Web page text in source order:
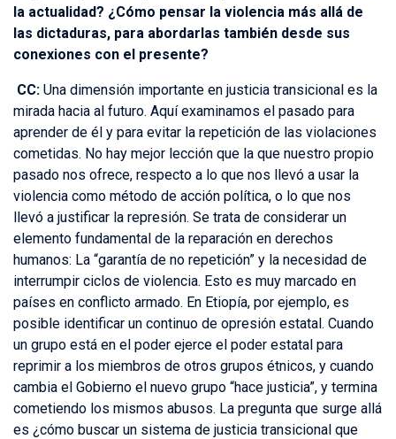
la actualidad? ¿Cómo pensar la violencia más allá de
las dictaduras, para abordarlas también desde sus
conexiones con el presente?
CC: Una dimensión importante en justicia transicional es la
mirada hacia al futuro. Aquí examinamos el pasado para
aprender de él y para evitar la repetición de las violaciones
cometidas. No hay mejor lección que la que nuestro propio
pasado nos ofrece, respecto a lo que nos llevó a usar la
violencia como método de acción política, o lo que nos
llevó a justificar la represión. Se trata de considerar un
elemento fundamental de la reparación en derechos
humanos: La “garantía de no repetición” y la necesidad de
interrumpir ciclos de violencia. Esto es muy marcado en
países en conflicto armado. En Etiopía, por ejemplo, es
posible identificar un continuo de opresión estatal. Cuando
un grupo está en el poder ejerce el poder estatal para
reprimir a los miembros de otros grupos étnicos, y cuando
cambia el Gobierno el nuevo grupo “hace justicia”, y termina
cometiendo los mismos abusos. La pregunta que surge allá
es ¿cómo buscar un sistema de justicia transicional que